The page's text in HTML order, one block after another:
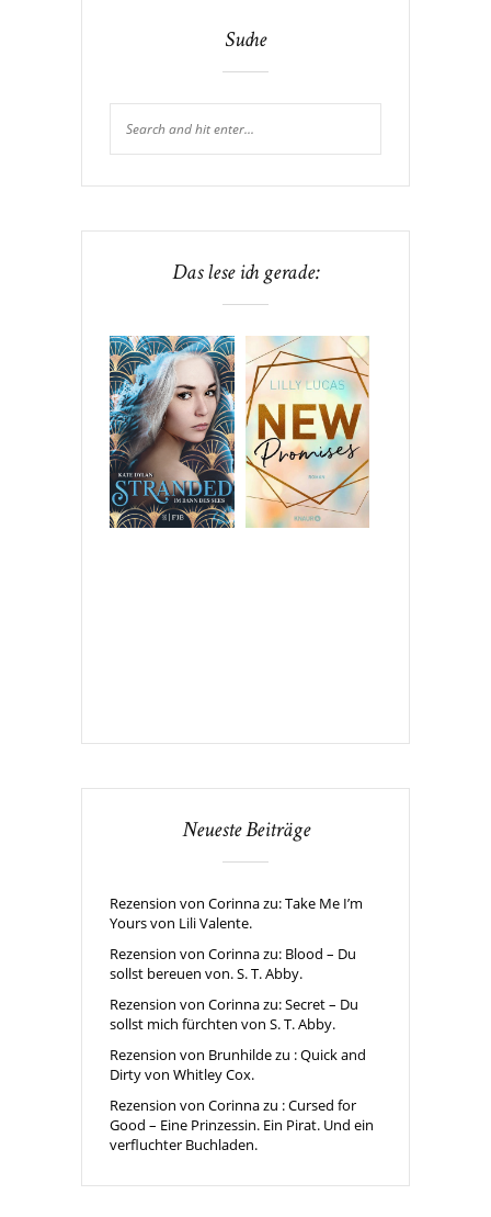
Suche
Das lese ich gerade:
Neueste Beiträge
Rezension von Corinna zu: Take Me I’m
Yours von Lili Valente.
Rezension von Corinna zu: Blood – Du
sollst bereuen von. S. T. Abby.
Rezension von Corinna zu: Secret – Du
sollst mich fürchten von S. T. Abby.
Rezension von Brunhilde zu : Quick and
Dirty von Whitley Cox.
Rezension von Corinna zu : Cursed for
Good – Eine Prinzessin. Ein Pirat. Und ein
verfluchter Buchladen.